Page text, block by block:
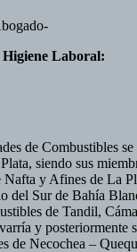
Higiene Laboral:
de Combustibles
siendo sus
y Afines de La
del Sur de Bahía
de Tandil,
y posteriormente
de Necochea –